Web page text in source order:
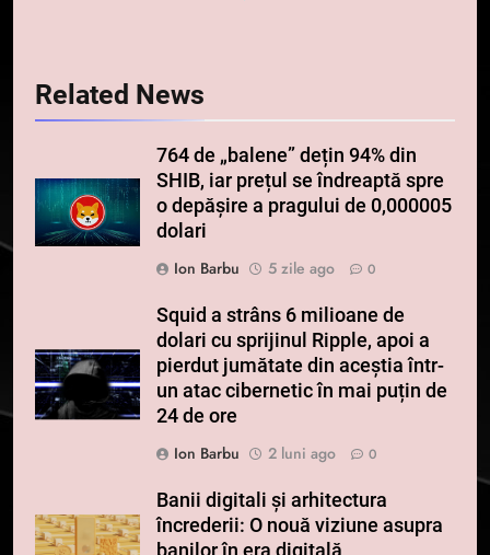
Related News
764 de „balene” dețin 94% din
SHIB, iar prețul se îndreaptă spre
o depășire a pragului de 0,000005
dolari
Ion Barbu
5 zile ago 0
Squid a strâns 6 milioane de
dolari cu sprijinul Ripple, apoi a
pierdut jumătate din aceștia într-
un atac cibernetic în mai puțin de
24 de ore
Ion Barbu
2 luni ago 0
Banii digitali și arhitectura
încrederii: O nouă viziune asupra
banilor în era digitală